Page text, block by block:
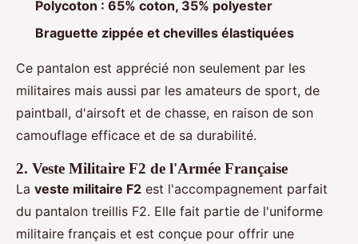
Polycoton : 65% coton, 35% polyester
Braguette zippée et chevilles élastiquées
Ce pantalon est apprécié non seulement par les
militaires mais aussi par les amateurs de sport, de
paintball, d'airsoft et de chasse, en raison de son
camouflage efficace et de sa durabilité.
2. Veste Militaire F2 de l'Armée Française
La veste militaire F2 est l'accompagnement parfait
du pantalon treillis F2. Elle fait partie de l'uniforme
militaire français et est conçue pour offrir une